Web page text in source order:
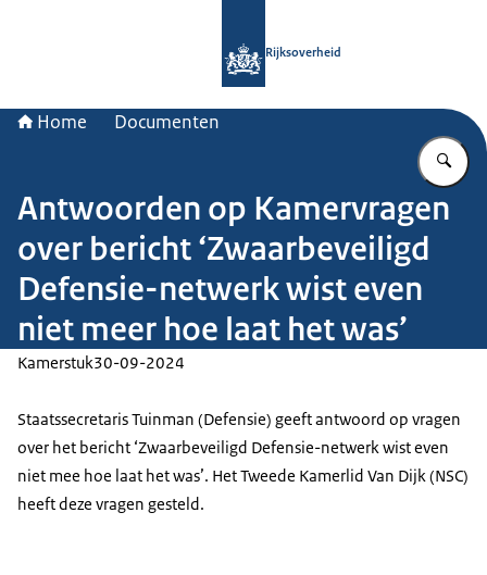
Rijksoverheid
Home Documenten
Antwoorden op Kamervragen
over bericht ‘Zwaarbeveiligd
Defensie-netwerk wist even
niet meer hoe laat het was’
Kamerstuk30-09-2024
Staatssecretaris Tuinman (Defensie) geeft antwoord op vragen
over het bericht ‘Zwaarbeveiligd Defensie-netwerk wist even
niet mee hoe laat het was’. Het Tweede Kamerlid Van Dijk (NSC)
heeft deze vragen gesteld.